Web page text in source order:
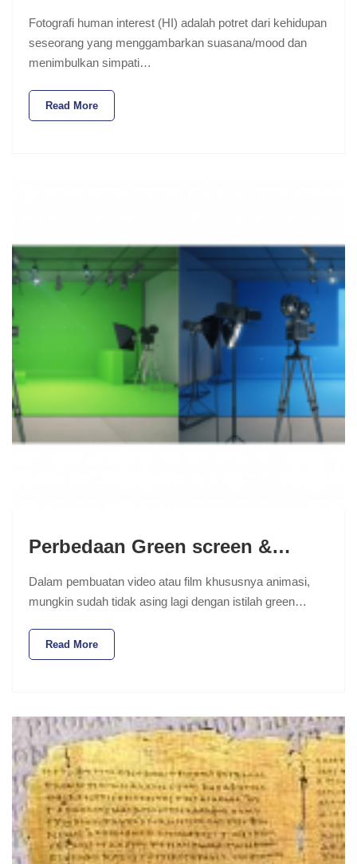
Fotografi human interest (HI) adalah potret dari kehidupan
seseorang yang menggambarkan suasana/mood dan
menimbulkan simpati…
Read More
Perbedaan Green screen &…
Dalam pembuatan video atau film khususnya animasi,
mungkin sudah tidak asing lagi dengan istilah green…
Read More